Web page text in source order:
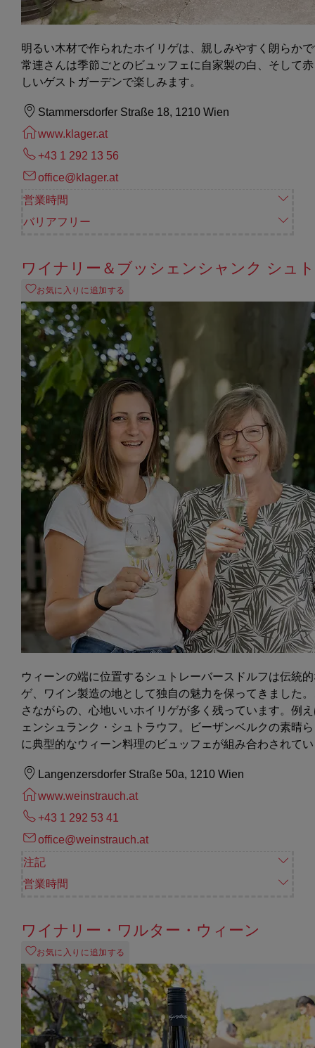
明るい木材で作られたホイリゲは、親しみやすく朗らか
常連さんは季節ごとのビュッフェに自家製の白、そして
しいゲストガーデンで楽しみます。
Stammersdorfer Straße 18, 1210 Wien
www.klager.at
+43 1 292 13 56
office@klager.at
営業時間
バリアフリー
ワイナリー＆ブッシェンシャンク シュ
お気に入りに追加する
ウィーンの端に位置するシュトレーバースドルフは伝統
ゲ、ワイン製造の地として独自の魅力を保ってきました
さながらの、心地いいホイリゲが多く残っています。例
ェンシュランク・シュトラウフ。ビーザンベルクの素晴
に典型的なウィーン料理のビュッフェが組み合わされて
Langenzersdorfer Straße 50a, 1210 Wien
www.weinstrauch.at
+43 1 292 53 41
office@weinstrauch.at
注記
営業時間
ワイナリー・ワルター・ウィーン
お気に入りに追加する